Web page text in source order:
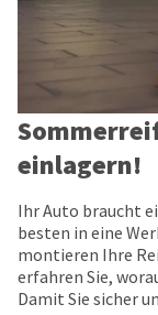
einlagern!
Ihr Auto braucht
besten in eine
montieren Ihre
erfahren Sie,
Damit Sie sicher